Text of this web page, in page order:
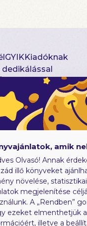
GYIKKiadóknak
dedikálással
toplista
jog fenntartva.
amik
Olvasó! Annak
illő könyveket
növelése,
megjelenítése
A „Rendben”
ezeket elmenthetjük
illetve a